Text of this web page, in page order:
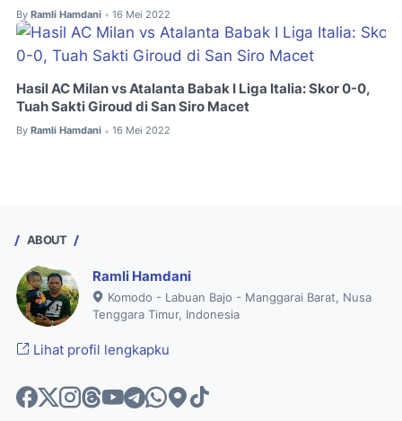
By Ramli Hamdani • 16 Mei 2022
Hasil AC Milan vs Atalanta Babak I Liga Italia: Skor 0-0,
Tuah Sakti Giroud di San Siro Macet
By Ramli Hamdani • 16 Mei 2022
ABOUT
Ramli Hamdani
Komodo - Labuan Bajo - Manggarai Barat, Nusa
Tenggara Timur, Indonesia
Lihat profil lengkapku